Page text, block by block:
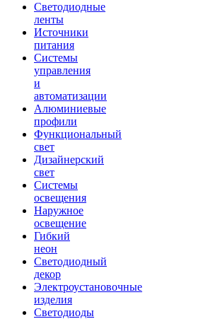
Светодиодные
ленты
Источники
питания
Системы
управления
и
автоматизации
Алюминиевые
профили
Функциональный
свет
Дизайнерский
свет
Системы
освещения
Наружное
освещение
Гибкий
неон
Светодиодный
декор
Электроустановочные
изделия
Светодиоды